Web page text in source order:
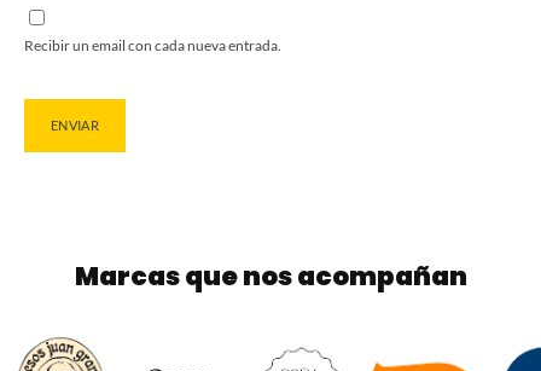
Recibir un email con cada nueva entrada.
Marcas que nos acompañan